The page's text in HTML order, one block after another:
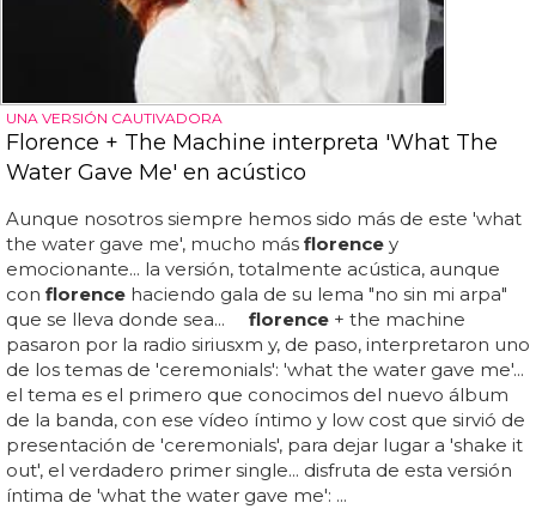
UNA VERSIÓN CAUTIVADORA
Florence + The Machine interpreta 'What The
Water Gave Me' en acústico
Aunque nosotros siempre hemos sido más de este 'what
the water gave me', mucho más florence y
emocionante... la versión, totalmente acústica, aunque
con florence haciendo gala de su lema "no sin mi arpa"
que se lleva donde sea... florence + the machine
pasaron por la radio siriusxm y, de paso, interpretaron uno
de los temas de 'ceremonials': 'what the water gave me'...
el tema es el primero que conocimos del nuevo álbum
de la banda, con ese vídeo íntimo y low cost que sirvió de
presentación de 'ceremonials', para dejar lugar a 'shake it
out', el verdadero primer single... disfruta de esta versión
íntima de 'what the water gave me': ...